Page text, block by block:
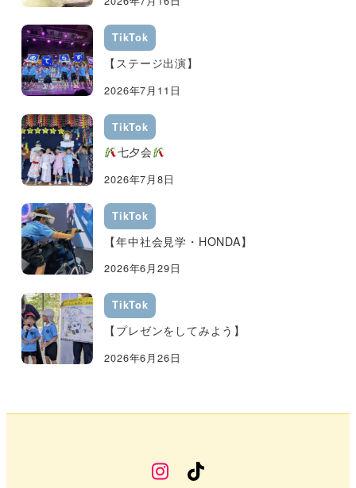
TikTok
【ステージ出演】
2026年7月11日
TikTok
七夕会
2026年7月8日
TikTok
【年中社会見学・HONDA】
2026年6月29日
TikTok
【プレゼンをしてみよう】
2026年6月26日
幼 TikTok